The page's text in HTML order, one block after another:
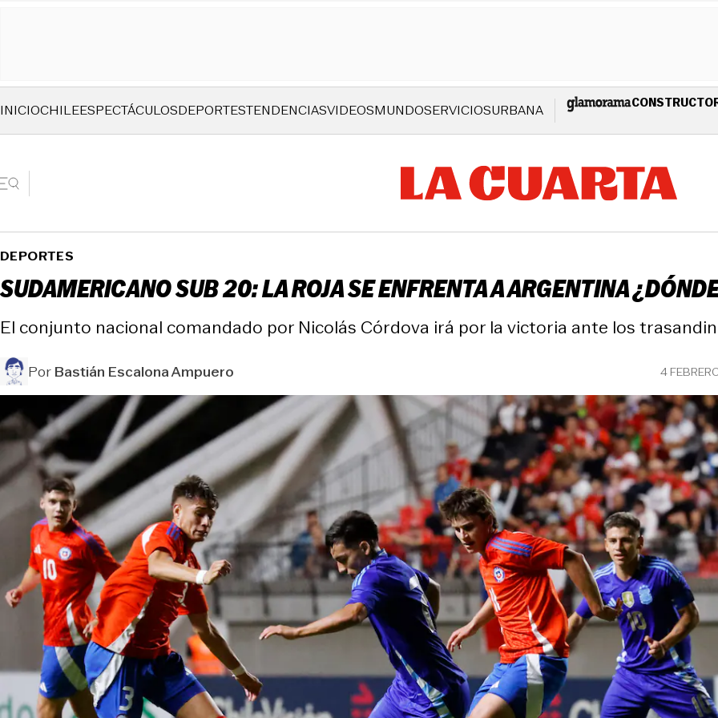
INICIOCHILEESPECTÁCULOSDEPORTESTENDENCIASVIDEOSMUNDOSERVICIOSURBANA
DEPORTES
SUDAMERICANO SUB 20: LA ROJA SE ENFRENTA A ARGENTINA
El conjunto nacional comandado por Nicolás Córdova irá por la victoria ante los
PorBastián Escalona Ampuero 4